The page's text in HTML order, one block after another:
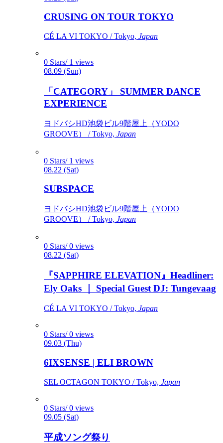
CRUSING ON TOUR TOKYO
CÉ LA VI TOKYO / Tokyo, Japan
0 Stars/ 1 views
08.09 (Sun)
「CATEGORY」 SUMMER DANCE
EXPERIENCE
ヨドバシHD池袋ビル9階屋上（YODO
GROOVE） / Tokyo, Japan
0 Stars/ 1 views
08.22 (Sat)
SUBSPACE
ヨドバシHD池袋ビル9階屋上（YODO
GROOVE） / Tokyo, Japan
0 Stars/ 0 views
08.22 (Sat)
『SAPPHIRE ELEVATION』Headliner:
Ely Oaks ｜ Special Guest DJ: Tungevaag
CÉ LA VI TOKYO / Tokyo, Japan
0 Stars/ 0 views
09.03 (Thu)
6IXSENSE | ELI BROWN
SEL OCTAGON TOKYO / Tokyo, Japan
0 Stars/ 0 views
09.05 (Sat)
平成ソング祭り